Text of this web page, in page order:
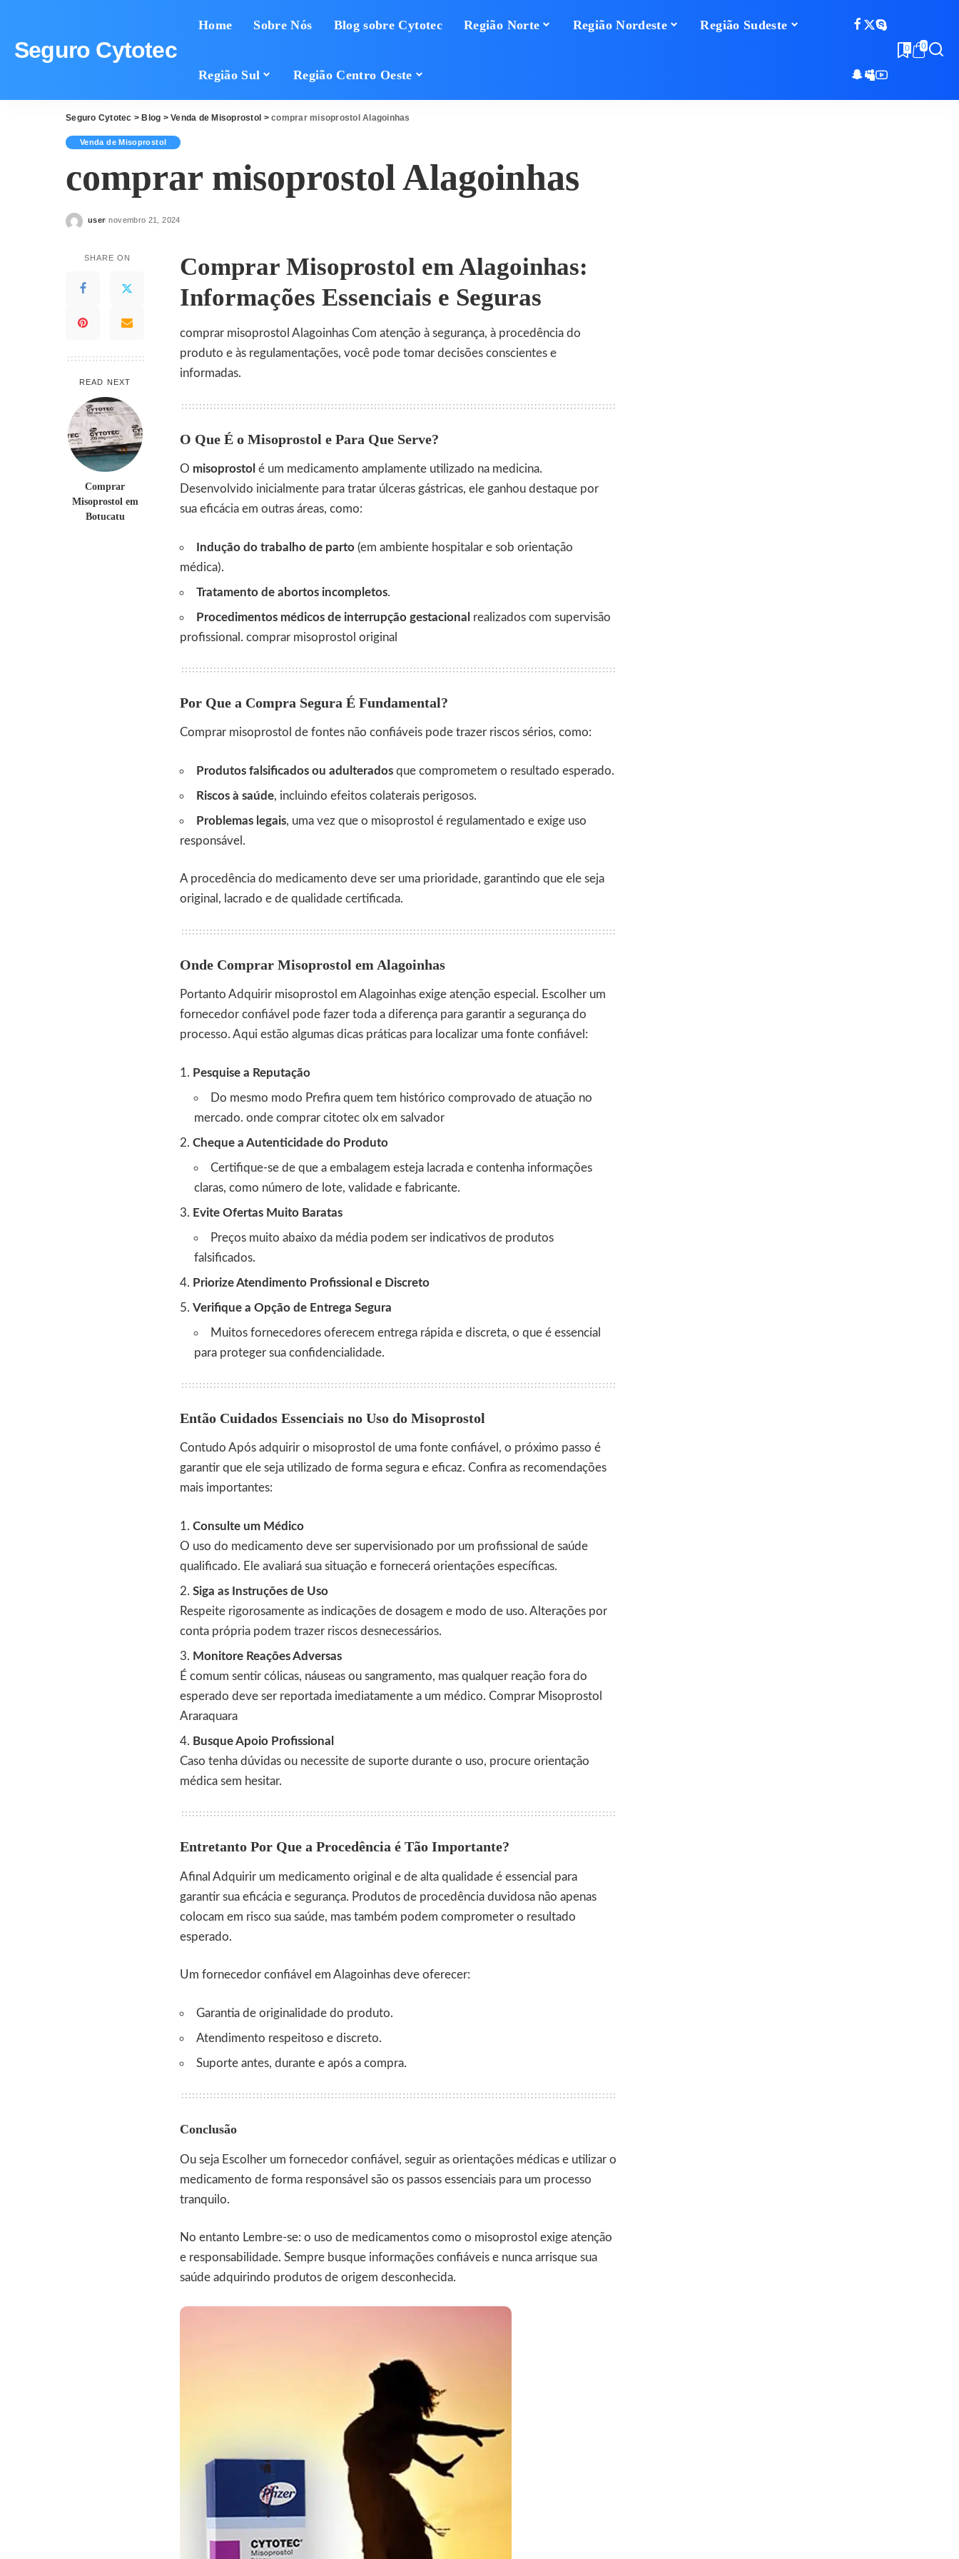
Seguro Cytotec
Home Sobre Nós Blog sobre Cytotec Região Norte Região Nordeste Região Sudeste
Região Sul Região Centro Oeste
0 0
Seguro Cytotec > Blog >Venda de Misoprostol >comprar misoprostol Alagoinhas
Venda de Misoprostol
comprar misoprostol Alagoinhas
Posted
user novembro 21, 2024
SHARE ON
READ NEXT
Comprar
Misoprostol em
Botucatu
Comprar Misoprostol em Alagoinhas:
Informações Essenciais e Seguras
comprar misoprostol Alagoinhas Com atenção à segurança, à procedência do
produto e às regulamentações, você pode tomar decisões conscientes e
informadas.
O Que É o Misoprostol e Para Que Serve?
O misoprostol é um medicamento amplamente utilizado na medicina.
Desenvolvido inicialmente para tratar úlceras gástricas, ele ganhou destaque por
sua eficácia em outras áreas, como:
Indução do trabalho de parto (em ambiente hospitalar e sob orientação
médica).
Tratamento de abortos incompletos.
Procedimentos médicos de interrupção gestacional realizados com supervisão
profissional. comprar misoprostol original
Por Que a Compra Segura É Fundamental?
Comprar misoprostol de fontes não confiáveis pode trazer riscos sérios, como:
Produtos falsificados ou adulterados que comprometem o resultado esperado.
Riscos à saúde, incluindo efeitos colaterais perigosos.
Problemas legais, uma vez que o misoprostol é regulamentado e exige uso
responsável.
A procedência do medicamento deve ser uma prioridade, garantindo que ele seja
original, lacrado e de qualidade certificada.
Onde Comprar Misoprostol em Alagoinhas
Portanto Adquirir misoprostol em Alagoinhas exige atenção especial. Escolher um
fornecedor confiável pode fazer toda a diferença para garantir a segurança do
processo. Aqui estão algumas dicas práticas para localizar uma fonte confiável:
Pesquise a Reputação
Do mesmo modo Prefira quem tem histórico comprovado de atuação no
mercado.onde comprar citotec olx em salvador
Cheque a Autenticidade do Produto
Certifique-se de que a embalagem esteja lacrada e contenha informações
claras, como número de lote, validade e fabricante.
Evite Ofertas Muito Baratas
Preços muito abaixo da média podem ser indicativos de produtos
falsificados.
Priorize Atendimento Profissional e Discreto
Verifique a Opção de Entrega Segura
Muitos fornecedores oferecem entrega rápida e discreta, o que é essencial
para proteger sua confidencialidade.
Então Cuidados Essenciais no Uso do Misoprostol
Contudo Após adquirir o misoprostol de uma fonte confiável, o próximo passo é
garantir que ele seja utilizado de forma segura e eficaz. Confira as recomendações
mais importantes:
Consulte um Médico
O uso do medicamento deve ser supervisionado por um profissional de saúde
qualificado. Ele avaliará sua situação e fornecerá orientações específicas.
Siga as Instruções de Uso
Respeite rigorosamente as indicações de dosagem e modo de uso. Alterações por
conta própria podem trazer riscos desnecessários.
Monitore Reações Adversas
É comum sentir cólicas, náuseas ou sangramento, mas qualquer reação fora do
esperado deve ser reportada imediatamente a um médico. Comprar Misoprostol
Araraquara
Busque Apoio Profissional
Caso tenha dúvidas ou necessite de suporte durante o uso, procure orientação
médica sem hesitar.
Entretanto Por Que a Procedência é Tão Importante?
Afinal Adquirir um medicamento original e de alta qualidade é essencial para
garantir sua eficácia e segurança. Produtos de procedência duvidosa não apenas
colocam em risco sua saúde, mas também podem comprometer o resultado
esperado.
Um fornecedor confiável em Alagoinhas deve oferecer:
Garantia de originalidade do produto.
Atendimento respeitoso e discreto.
Suporte antes, durante e após a compra.
Conclusão
Ou seja Escolher um fornecedor confiável, seguir as orientações médicas e utilizar o
medicamento de forma responsável são os passos essenciais para um processo
tranquilo.
No entanto Lembre-se: o uso de medicamentos como o misoprostol exige atenção
e responsabilidade. Sempre busque informações confiáveis e nunca arrisque sua
saúde adquirindo produtos de origem desconhecida.